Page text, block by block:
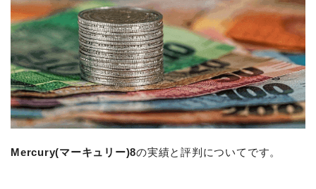
Mercury(マーキュリー)8の実績と評判についてです。